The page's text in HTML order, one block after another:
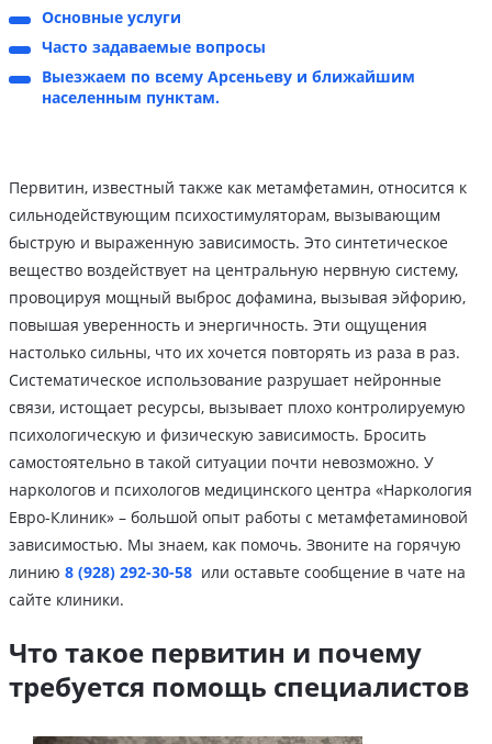
Основные услуги
Часто задаваемые вопросы
Выезжаем по всему Арсеньеву и ближайшим
населенным пунктам.
Первитин, известный также как метамфетамин, относится к
сильнодействующим психостимуляторам, вызывающим
быструю и выраженную зависимость. Это синтетическое
вещество воздействует на центральную нервную систему,
провоцируя мощный выброс дофамина, вызывая эйфорию,
повышая уверенность и энергичность. Эти ощущения
настолько сильны, что их хочется повторять из раза в раз.
Систематическое использование разрушает нейронные
связи, истощает ресурсы, вызывает плохо контролируемую
психологическую и физическую зависимость. Бросить
самостоятельно в такой ситуации почти невозможно. У
наркологов и психологов медицинского центра «Наркология
Евро-Клиник» – большой опыт работы с метамфетаминовой
зависимостью. Мы знаем, как помочь. Звоните на горячую
линию 8 (928) 292-30-58 или оставьте сообщение в чате на
сайте клиники.
Что такое первитин и почему
требуется помощь специалистов